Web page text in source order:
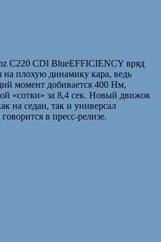
C220 CDI BlueEFFICIENCY вряд
на плохую динамику кара, ведь
момент добивается 400 Нм,
«сотки» за 8,4 сек. Новый движок
на седан, так и универсал
в пресс-релизе.